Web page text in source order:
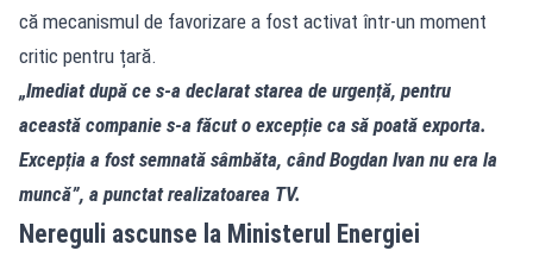
că mecanismul de favorizare a fost activat într-un moment
critic pentru țară.
„Imediat după ce s-a declarat starea de urgență, pentru
această companie s-a făcut o excepție ca să poată exporta.
Excepția a fost semnată sâmbăta, când Bogdan Ivan nu era la
muncă”, a punctat realizatoarea TV.
Nereguli ascunse la Ministerul Energiei